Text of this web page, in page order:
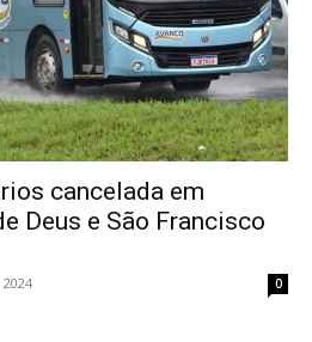
cancelada em
Deus e São Francisco
0